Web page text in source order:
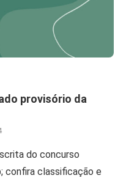
provisório da
do concurso
confira classificação e